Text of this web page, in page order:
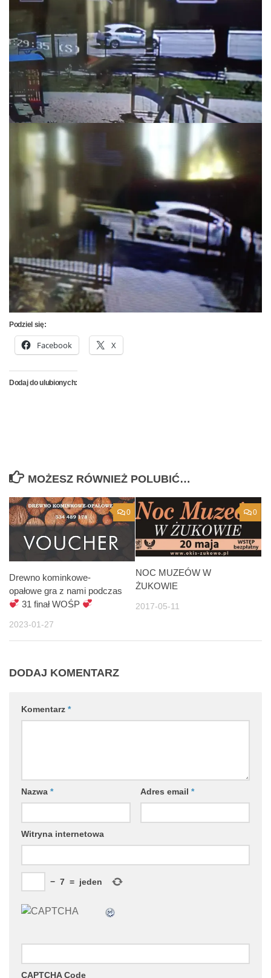
Podziel się:
Facebook X
Dodaj do ulubionych:
MOŻESZ RÓWNIEŻ POLUBIĆ…
0
Drewno kominkowe-
opałowe gra z nami podczas
31 finał WOŚP
2023-01-27
0
NOC MUZEÓW W
ŻUKOWIE
2017-05-11
DODAJ KOMENTARZ
Komentarz *
Nazwa * Adres email *
Witryna internetowa
− 7 = jeden
CAPTCHA Code